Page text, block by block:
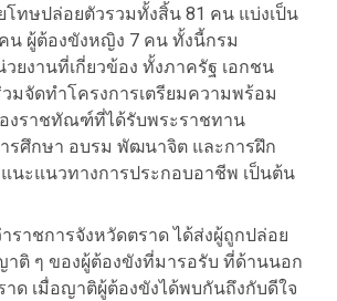
ทษปล่อยตัวรวมทั้งสิ้น 81 คน แบ่งเป็น
น ผู้ต้องขังหญิง 7 คน ทั้งนี้กรม
งานที่เกี่ยวข้อง ทั้งภาครัฐ เอกชน
มจัดทำโครงการเตรียมความพร้อม
งราชทัณฑ์ที่ได้รับพระราชทาน
รศึกษา อบรม พัฒนาจิต และการฝึก
นะแนวทางการประกอบอาชีพ เป็นต้น
ราชการจังหวัดตราด ได้ส่งผู้ถูกปล่อย
ติ ๆ ของผู้ต้องขังที่มารอรับ ที่ด้านนอก
าด เมื่อญาติผู้ต้องขังได้พบกันถึงกับดีใจ